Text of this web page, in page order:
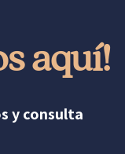
aquí!
y consulta